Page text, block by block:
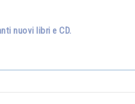
nuovi libri e CD.